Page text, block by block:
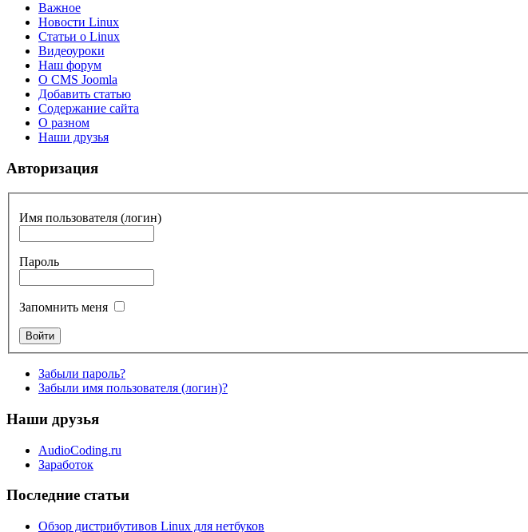
Важное
Новости Linux
Статьи о Linux
Видеоуроки
Наш форум
О CMS Joomla
Добавить статью
Содержание сайта
О разном
Наши друзья
Авторизация
Имя пользователя (логин)
Пароль
Запомнить меня
Забыли пароль?
Забыли имя пользователя (логин)?
Наши друзья
AudioCoding.ru
Заработок
Последние статьи
Обзор дистрибутивов Linux для нетбуков